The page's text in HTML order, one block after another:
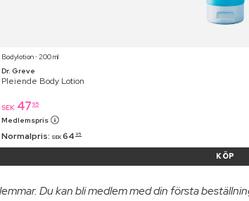
Bodylotion ⋅ 200 ml
Dr. Greve
Pleiende Body Lotion
SEK 47 95
Medlemspris
Normalpris: SEK 64 95
KÖP
Du kan bli medlem med din första